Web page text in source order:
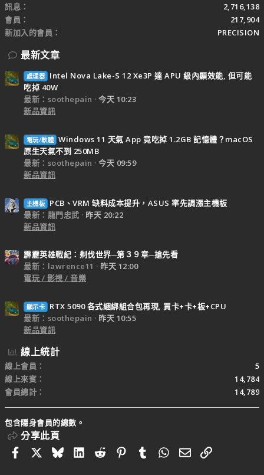
訊息
2,716,138
會員
217,904
新加入的會員
PRECISION
最新文章
處理器
Intel Nova Lake-S 12 Xe3P 達 APU 級內顯效能, 但可能
吃掉 40W
最新：soothepain
今天 10:23
新品資訊
電玩/軟體 Windows 11 天氣 App 竟吃掉 1.2GB 記憶體？macOS
原生天氣不到 250MB
最新：soothepain
今天 09:59
新品資訊
主機板
PCB、VRM 缺料成本提升，ASUS 率先調漲主機板
最新：龍門忠武
昨天 20:22
新品資訊
霹靂英雄戰紀：刜伐世界─第３９章─搶先看
最新：lawrence11
昨天 12:00
電玩 / 影視 / 音樂
顯示卡
RTX 5090 各式綑綁組合包再現, 買卡+卡+板+CPU
最新：soothepain
昨天 10:55
新品資訊
線上統計
線上會員
5
線上來賓
14,784
會員總計
14,789
包含隱身會員的總數。
分享此頁
FacebookBlueskyLinkedIn
RedditPinterestTumblrWhatsApp
電子郵件
連結